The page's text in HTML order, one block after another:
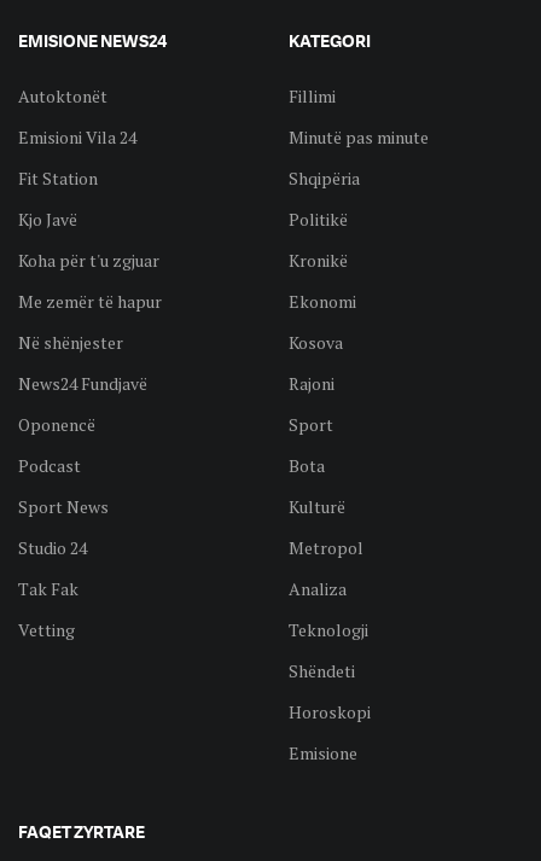
EMISIONE NEWS24
Autoktonët
Emisioni Vila 24
Fit Station
Kjo Javë
Koha për t'u zgjuar
Me zemër të hapur
Në shënjester
News24 Fundjavë
Oponencë
Podcast
Sport News
Studio 24
Tak Fak
Vetting
KATEGORI
Fillimi
Minutë pas minute
Shqipëria
Politikë
Kronikë
Ekonomi
Kosova
Rajoni
Sport
Bota
Kulturë
Metropol
Analiza
Teknologji
Shëndeti
Horoskopi
Emisione
FAQET ZYRTARE